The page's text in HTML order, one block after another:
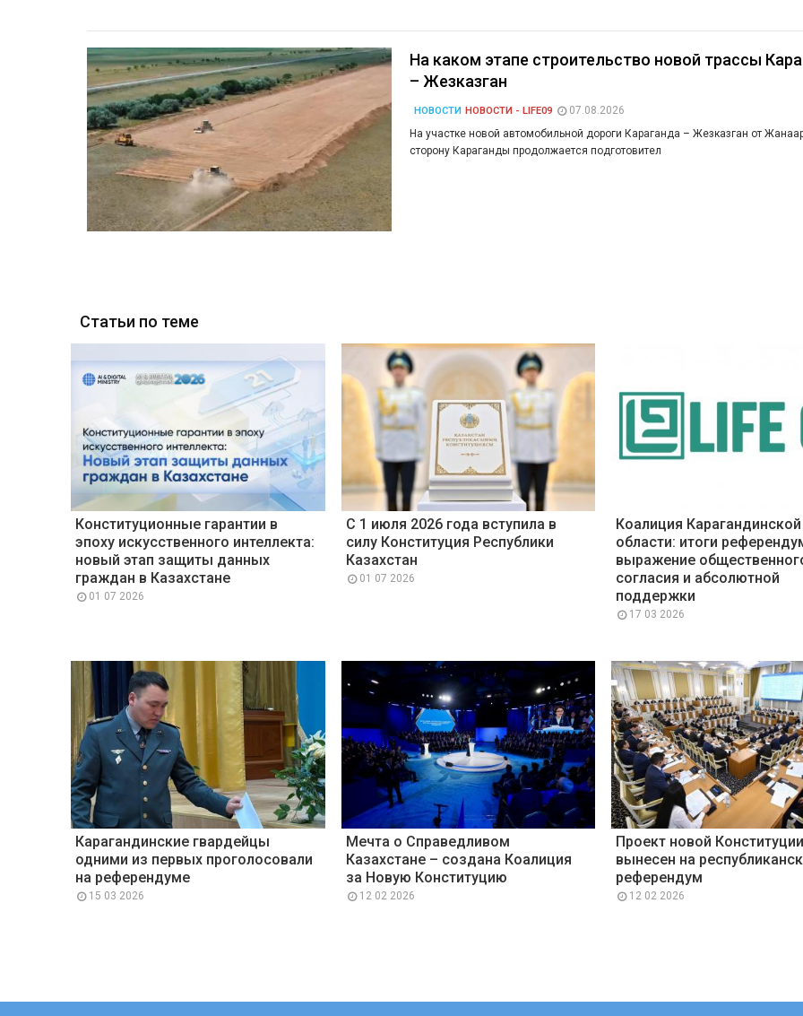
На каком этапе строительство новой трассы
– Жезказган
НОВОСТИ НОВОСТИ - LIFE09
07.08.2026
На участке новой автомобильной дороги Караганда – Жезказган от
сторону Караганды продолжается подготовител
Статьи по теме
Конституционные гарантии в
эпоху искусственного интеллекта:
новый этап защиты данных
граждан в Казахстане
01 07 2026
С 1 июля 2026 года вступила в
силу Конституция Республики
Казахстан
01 07 2026
Коалиция Карагандинской
области: итоги
выражение
согласия и абсолютной
поддержки
17 03 2026
Карагандинские гвардейцы
одними из первых проголосовали
на референдуме
15 03 2026
Мечта о Справедливом
Казахстане – создана Коалиция
за Новую Конституцию
12 02 2026
Проект новой
вынесен на
референдум
12 02 2026